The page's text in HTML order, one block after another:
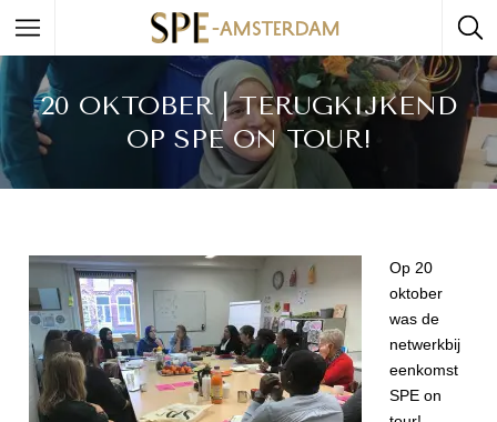
20 OKTOBER | TERUGKIJKEND
OP SPE ON TOUR!
Op 20
oktober
was de
netwerkbij
eenkomst
SPE on